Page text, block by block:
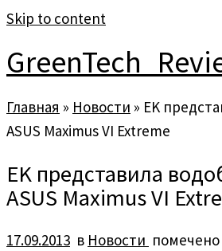
Skip to content
Главная » Новости » EK
ASUS Maximus VI Extreme
EK представила
ASUS Maximus VI
17.09.2013 в Новости помечено